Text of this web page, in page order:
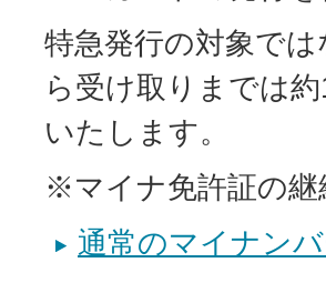
特急発行の対象で
ら受け取りまでは
いたします。
※マイナ免許証の継
通常のマイナン